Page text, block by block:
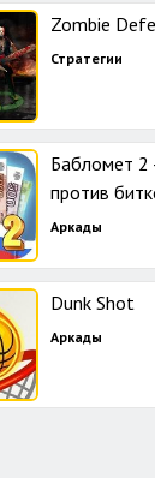
Zombie
Стратегии
Бабломет 2
против
Аркады
Dunk Shot
Аркады